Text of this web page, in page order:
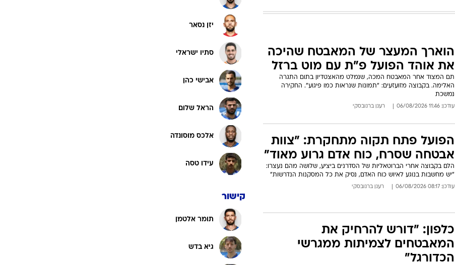
הוארך המעצר של המאבטח שהיכה
את אוהד הפועל פ"ת עם מוט ברזל
תם המצוד אחר המאבטח המכה, שנמלט מהאצטדיון בתום התגרה
האלימה. בקבוצה מזועזעים: "תמונות שנראות כמו פיגוע". החקירה
נמשכת
עודכן: 11:46 06/08/2026 רענן ברנובסקי
הפועל פתח תקוה מתחקרת: "צוות
אבטחה שסרח, כוח אדם גרוע מאוד"
הלם בקבוצה אחרי הברוטאליות של הסדרנים ביציע, שלושה מהם נעצרו:
"יש מחשבות בנוגע לאיוש כוח האדם, נסיק את כל המסקנות הנדרשות"
עודכן: 08:17 06/08/2026 רענן ברנובסקי
כלפון: "דורש להרחיק את
המאבטחים לצמיתות ממגרשי
הכדורגל"
יזן נסאר
סתיו ישראלי
אבישי כהן
הראל שלום
אלכס מוסונדה
עידו טסה
קישור
תומר אלטמן
גיא בדש